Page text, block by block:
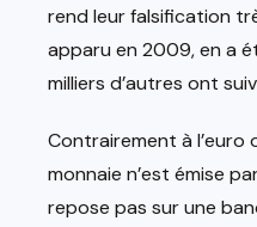
rend leur falsification
apparu en 2009, en a
milliers d’autres ont
Contrairement à l’euro
monnaie n’est émise
repose pas sur une